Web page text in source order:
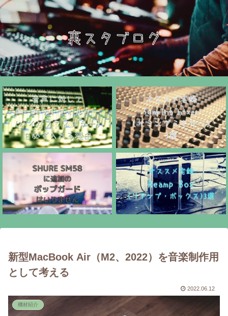
新型MacBook Air（M2、2022）を音楽制作用
として考える
2022.06.12
機材紹介